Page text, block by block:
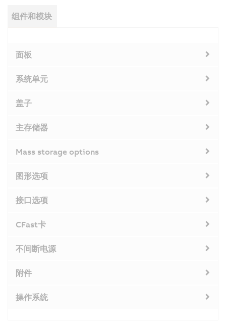
组件和模块
面板
系统单元
盖子
主存储器
Mass storage options
图形选项
接口选项
CFast卡
不间断电源
附件
操作系统